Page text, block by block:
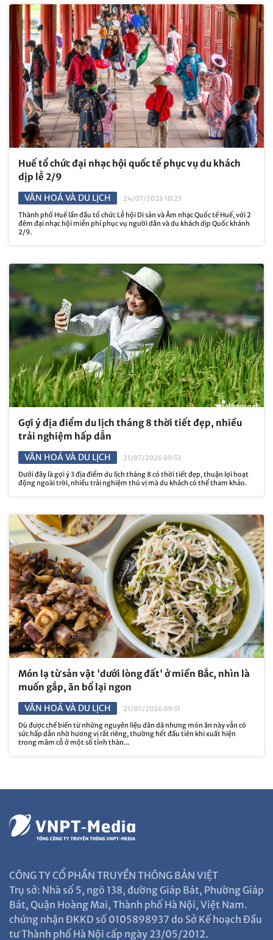
Huế tổ chức đại nhạc hội quốc tế phục vụ du khách
dịp lễ 2/9
VĂN HOÁ VÀ DU LỊCH
24/07/2026 10:25
Thành phố Huế lần đầu tổ chức Lễ hội Di sản và Âm nhạc Quốc tế Huế, với 2
đêm đại nhạc hội miễn phí phục vụ người dân và du khách dịp Quốc khánh
2/9.
Gợi ý địa điểm du lịch tháng 8 thời tiết đẹp, nhiều
trải nghiệm hấp dẫn
VĂN HOÁ VÀ DU LỊCH
21/07/2026 09:53
Dưới đây là gợi ý 3 địa điểm du lịch tháng 8 có thời tiết đẹp, thuận lợi hoạt
động ngoài trời, nhiều trải nghiệm thú vị mà du khách có thể tham khảo.
Món lạ từ sản vật 'dưới lòng đất' ở miền Bắc, nhìn là
muốn gắp, ăn bổ lại ngon
VĂN HOÁ VÀ DU LỊCH
21/07/2026 09:51
Dù được chế biến từ những nguyên liệu dân dã nhưng món ăn này vẫn có
sức hấp dẫn nhờ hương vị rất riêng, thường hết đầu tiên khi xuất hiện
trong mâm cỗ ở một số tỉnh thàn...
CÔNG TY CỔ PHẦN TRUYỀN THÔNG BẢN VIỆT
Trụ sở: Nhà số 5, ngõ 138, đường Giáp Bát, Phường Giáp
Bát, Quận Hoàng Mai, Thành phố Hà Nội, Việt Nam.
chứng nhận ĐKKD số 0105898937 do Sở Kế hoạch Đầu
tư Thành phố Hà Nội cấp ngày 23/05/2012.